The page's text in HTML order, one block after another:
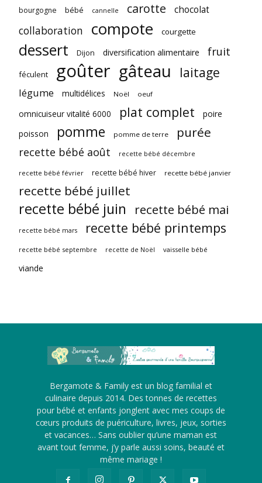
bourgogne bébé cannelle carotte chocolat
collaboration compote courgette
dessert Dijon diversification alimentaire fruit
féculent goûter gâteau laitage
légume multidélices Noël oeuf
omnicuiseur vitalité 6000 plat complet
poire
poisson
pomme pomme de terre purée
recette bébé août recette bébé décembre
recette bébé février recette bébé hiver recette bébé janvier
recette bébé juillet
recette bébé juin recette bébé mai
recette bébé mars recette bébé printemps
recette bébé septembre recette de Noël vaisselle bébé
viande
Bergamote & Family est un blog familial et
culinaire depuis 2014. Des tonnes de recettes
pour bébé et enfants jonglent avec mes coups de
cœurs produits de puériculture, livres, jeux, sorties
et vacances… Sans oublier qu’une maman est
avant tout femme, j’y parle aussi soins, beauté et
même mariage !